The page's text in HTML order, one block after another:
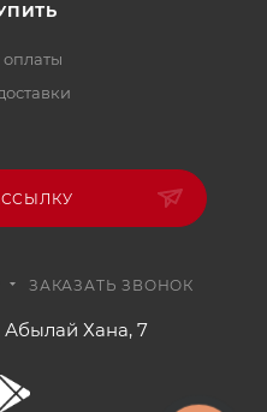
оплаты
ЗАКАЗАТЬ ЗВОНОК
Абылай Хана, 7